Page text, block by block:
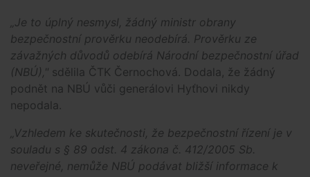
„Je to úplný nesmysl, žádný ministr obrany
bezpečnostní prověrku neodebírá. Prověrku ze
závažných důvodů odebírá Národní bezpečnostní úřad
(NBÚ)," sdělila ČTK Černochová. Dodala, že žádný
podnět na NBÚ vůči generálovi Hyťhovi nikdy
nepodala.
„Vzhledem ke skutečnosti, že bezpečnostní řízení je v
souladu s § 89 odst. 4 zákona č. 412/2005 Sb.
neveřejné, nemůže NBÚ podávat bližší informace k